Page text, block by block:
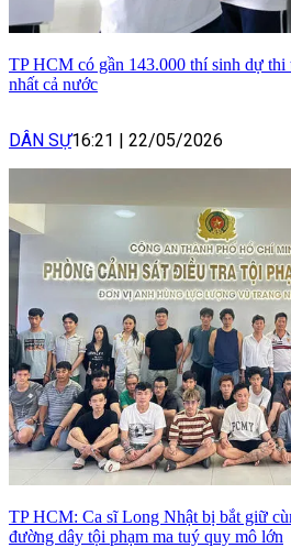
TP HCM có gần 143.000 thí sinh dự
nhất cả nước
DÂN SỰ16:21 22/05/2026
TP HCM: Ca sĩ Long Nhật bị bắt giữ
đường dây tội phạm ma tuý quy mô lớn